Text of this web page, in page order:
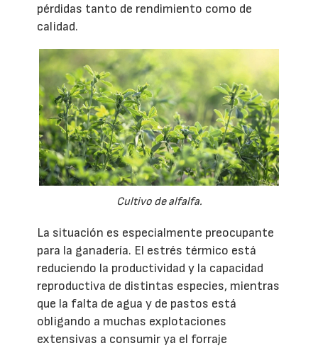
pérdidas tanto de rendimiento como de
calidad.
Cultivo de alfalfa.
La situación es especialmente preocupante
para la ganadería. El estrés térmico está
reduciendo la productividad y la capacidad
reproductiva de distintas especies, mientras
que la falta de agua y de pastos está
obligando a muchas explotaciones
extensivas a consumir ya el forraje